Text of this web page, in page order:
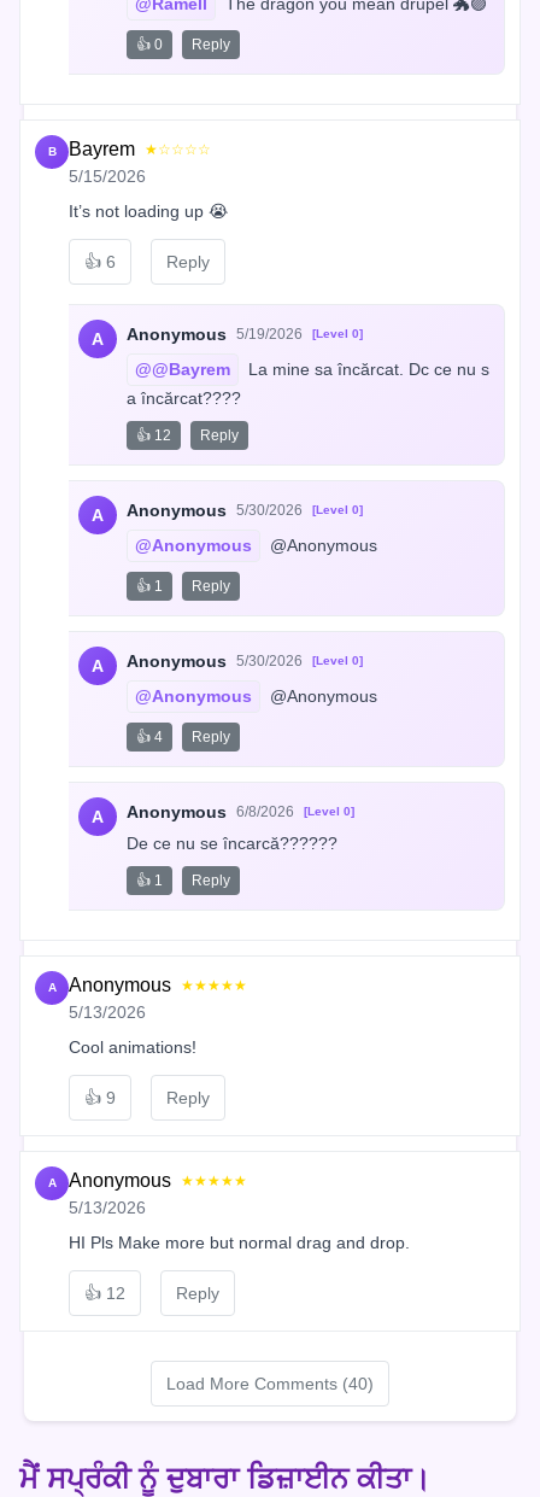
👍 0 Reply
B Bayrem ★☆☆☆☆
5/15/2026
It’s not loading up 😭
👍 6 Reply
A Anonymous 5/19/2026 [Level 0]
@@Bayrem
La mine sa încărcat. Dc ce nu s
a încărcat????
👍 12 Reply
A Anonymous 5/30/2026 [Level 0]
@Anonymous @Anonymous
👍 1 Reply
A Anonymous 5/30/2026 [Level 0]
@Anonymous @Anonymous
👍 4 Reply
A Anonymous 6/8/2026 [Level 0]
De ce nu se încarcă??????
👍 1 Reply
A Anonymous ★★★★★
5/13/2026
Cool animations!
👍 9 Reply
A Anonymous ★★★★★
5/13/2026
HI Pls Make more but normal drag and drop.
👍 12 Reply
Load More Comments (40)
ਮੈਂ ਸਪ੍ਰੰਕੀ ਨੂੰ ਦੁਬਾਰਾ ਡਿਜ਼ਾਈਨ ਕੀਤਾ।